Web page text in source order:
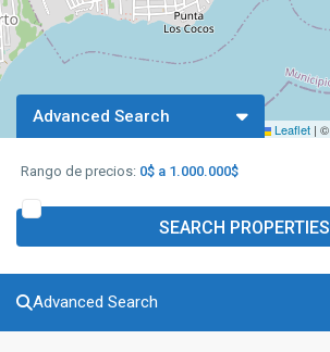
Leaflet | ©
Advanced Search
Rango de precios: 0$ a 1.000.000$
SEARCH PROPERTIES
Advanced Search